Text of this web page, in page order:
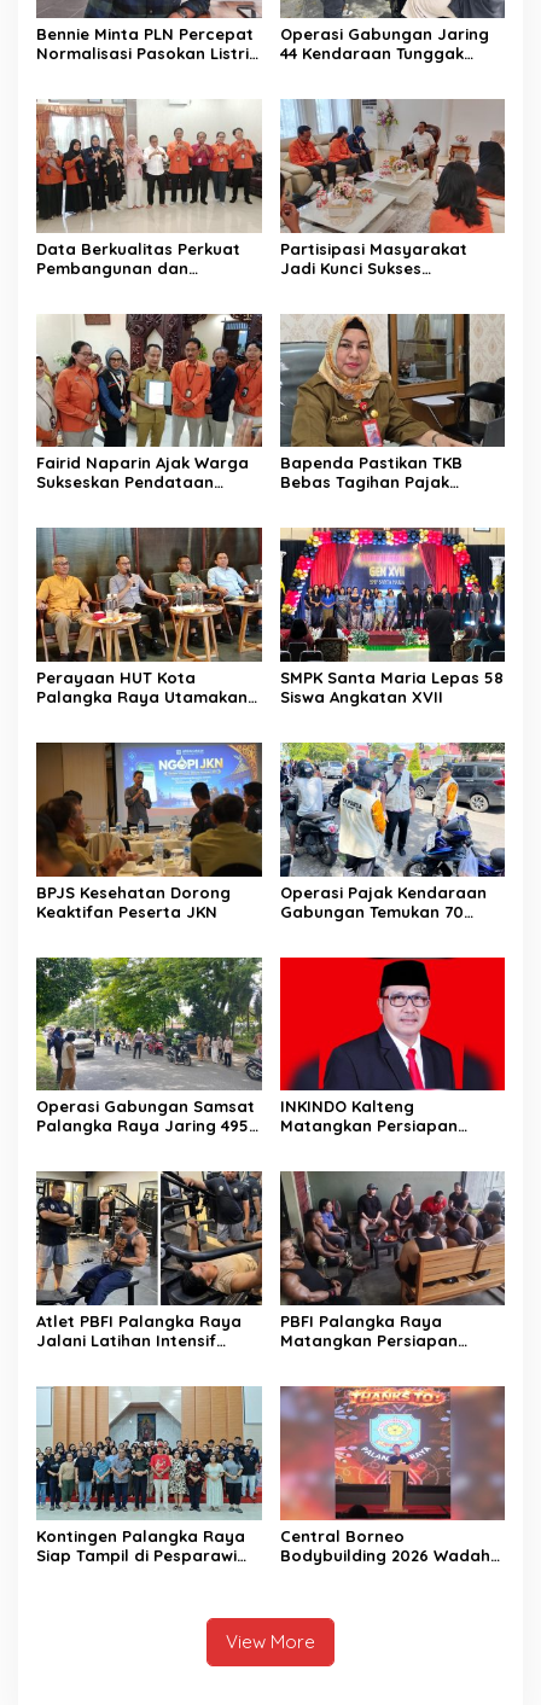
Bennie Minta PLN Percepat
Normalisasi Pasokan Listrik
Operasi Gabungan Jaring
44 Kendaraan Tunggak
Data Berkualitas Perkuat
Pembangunan dan
Partisipasi Masyarakat
Jadi Kunci Sukses
Fairid Naparin Ajak Warga
Sukseskan Pendataan
Bapenda Pastikan TKB
Bebas Tagihan Pajak
Perayaan HUT Kota
Palangka Raya Utamakan
SMPK Santa Maria Lepas 58
Siswa Angkatan XVII
BPJS Kesehatan Dorong
Keaktifan Peserta JKN
Operasi Pajak Kendaraan
Gabungan Temukan 70
Operasi Gabungan Samsat
Palangka Raya Jaring 495
INKINDO Kalteng
Matangkan Persiapan
Atlet PBFI Palangka Raya
Jalani Latihan Intensif
PBFI Palangka Raya
Matangkan Persiapan
Kontingen Palangka Raya
Siap Tampil di Pesparawi
Central Borneo
Bodybuilding 2026 Wadah
View More